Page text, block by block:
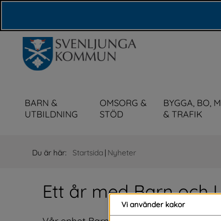
BARN &
UTBILDNING
OMSORG &
STÖD
BYGGA, BO,
& TRAFIK
Du är här: Startsida | Nyheter
Ett år med Barn och
Vi använder kakor